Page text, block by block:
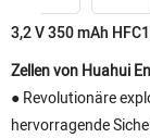
3,2 V 350 mAh
Zellen von Huahui
● Revolutionäre
hervorragende